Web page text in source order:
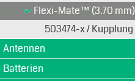
Flexi-Mate™ (3.70 mm)
503474-x / Kupplung
Antennen
Batterien